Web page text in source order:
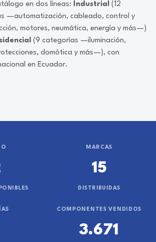
en dos líneas: Industrial (12
—automatización, cableado, control y
motores, neumática, energía y más—)
(9 categorías —iluminación,
domótica y más—), con
en Ecuador.
MARCAS
15
DISTRIBUIDAS
COMPONENTES VENDIDOS
3.671